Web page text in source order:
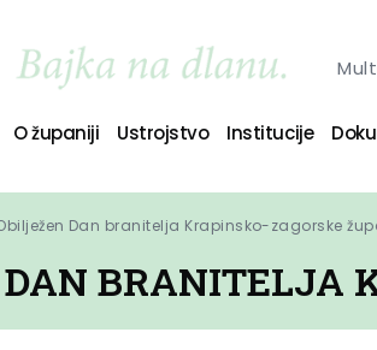
O županiji Ustrojstvo Institucije
Dan branitelja Krapinsko-zagorske
BRANITELJA